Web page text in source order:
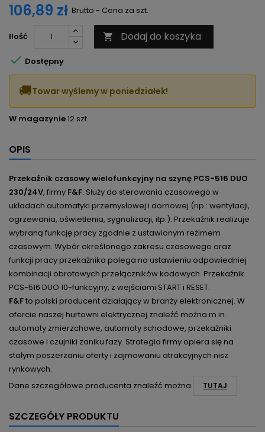
106,89 zł Brutto - Cena za szt.
Ilość  Dodaj do koszyka
 Dostępny
🚚Towar wyślemy w poniedziałek!
W magazynie12 szt.
OPIS
Przekaźnik czasowy wielofunkcyjny na szynę PCS-516 DUO
230/24V, firmy F&F. Służy do sterowania czasowego w
układach automatyki przemysłowej i domowej (np.: wentylacji,
ogrzewania, oświetlenia, sygnalizacji, itp.). Przekaźnik realizuje
wybraną funkcję pracy zgodnie z ustawionym reżimem
czasowym. Wybór określonego zakresu czasowego oraz
funkcji pracy przekaźnika polega na ustawieniu odpowiedniej
kombinacji obrotowych przełączników kodowych. Przekaźnik
PCS-516 DUO 10-funkcyjny, z wejściami START i RESET.
F&Fto polski producent działający w branży elektronicznej. W
ofercie naszej hurtowni elektrycznej znaleźć można m.in.
automaty zmierzchowe, automaty schodowe, przekaźniki
czasowe i czujniki zaniku fazy. Strategia firmy opiera się na
stałym poszerzaniu oferty i zajmowaniu atrakcyjnych nisz
rynkowych.
Dane szczegółowe producenta znaleźć można
TUTAJ
SZCZEGÓŁY PRODUKTU